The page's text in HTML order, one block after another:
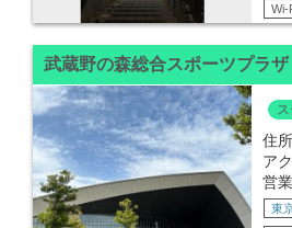
Wi-
武蔵野の森総合スポーツプラザ
住
ア
営
東